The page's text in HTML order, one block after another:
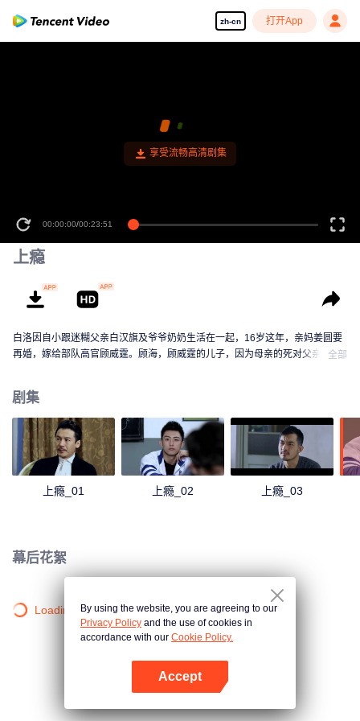
zh-cn 打开App
享受流畅高清剧集
00:00:00/00:23:51
上瘾
白洛因自小跟迷糊父亲白汉旗及爷爷奶奶生活在一起，16岁这年，亲妈姜圆要
再婚，嫁给部队高官顾威霆。顾海，顾威霆的儿子，因为母亲的死对父亲一直
起了不小的作用。
全部
剧集
上瘾_01 上瘾_02 上瘾_03
幕后花絮
Loading…By using the website, you are agreeing to our
Privacy Policy and the use of cookies in
accordance with our Cookie Policy.
Accept